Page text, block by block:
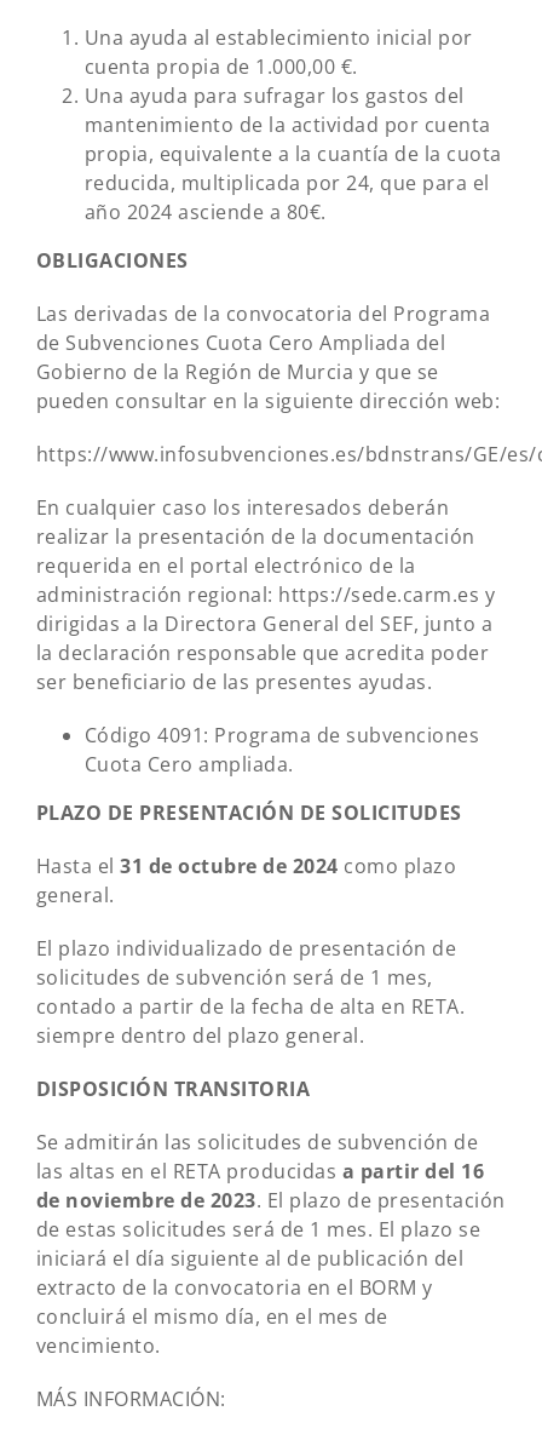
Una ayuda al establecimiento inicial por
cuenta propia de 1.000,00 €.
Una ayuda para sufragar los gastos del
mantenimiento de la actividad por cuenta
propia, equivalente a la cuantía de la cuota
reducida, multiplicada por 24, que para el
año 2024 asciende a 80€.
OBLIGACIONES
Las derivadas de la convocatoria del Programa
de Subvenciones Cuota Cero Ampliada del
Gobierno de la Región de Murcia y que se
pueden consultar en la siguiente dirección web:
https://www.infosubvenciones.es/bdnstrans/GE/
En cualquier caso los interesados deberán
realizar la presentación de la documentación
requerida en el portal electrónico de la
administración regional: https://sede.carm.es y
dirigidas a la Directora General del SEF, junto a
la declaración responsable que acredita poder
ser beneficiario de las presentes ayudas.
Código 4091: Programa de subvenciones
Cuota Cero ampliada.
PLAZO DE PRESENTACIÓN DE SOLICITUDES
Hasta el31 de octubre de 2024 como plazo
general.
El plazo individualizado de presentación de
solicitudes de subvención será de 1 mes,
contado a partir de la fecha de alta en RETA.
siempre dentro del plazo general.
DISPOSICIÓN TRANSITORIA
Se admitirán las solicitudes de subvención de
las altas en el RETA producidas a partir del 16
de noviembre de 2023. El plazo de presentación
de estas solicitudes será de 1 mes. El plazo se
iniciará el día siguiente al de publicación del
extracto de la convocatoria en el BORM y
concluirá el mismo día, en el mes de
vencimiento.
MÁS INFORMACIÓN: